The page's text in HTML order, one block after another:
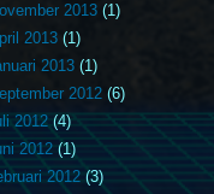
2013(1)
2013(1)
2013(1)
2012(6)
2012(4)
2012(1)
2012(3)